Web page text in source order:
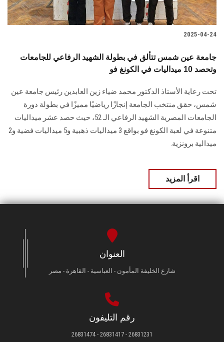
الدراسات العليا
الزائـرون
سجل الان
2025-04-24
جامعة عين شمس تتألق في بطولة الشهيد الرفاعي للجامعات
وتحصد 10 ميداليات في الكونغ فو
تحت رعاية الأستاذ الدكتور محمد ضياء زين العابدين رئيس جامعة عين
شمس، حقق منتخب الجامعة إنجازًا رياضيًا مميزًا في بطولة دورة
الجامعات المصرية الشهيد الرفاعي الـ 52، حيث حصد عشر ميداليات
متنوعة في لعبة الكونغ فو بواقع 3 ميداليات ذهبية و5 ميداليات فضية و2
ميدالية برونزية.
اقرأ المزيد
العنوان
شارع الخليفة المأمون - العباسية - القاهرة - مصر
رقم التليفون
26831231 - 26831417 - 26831474